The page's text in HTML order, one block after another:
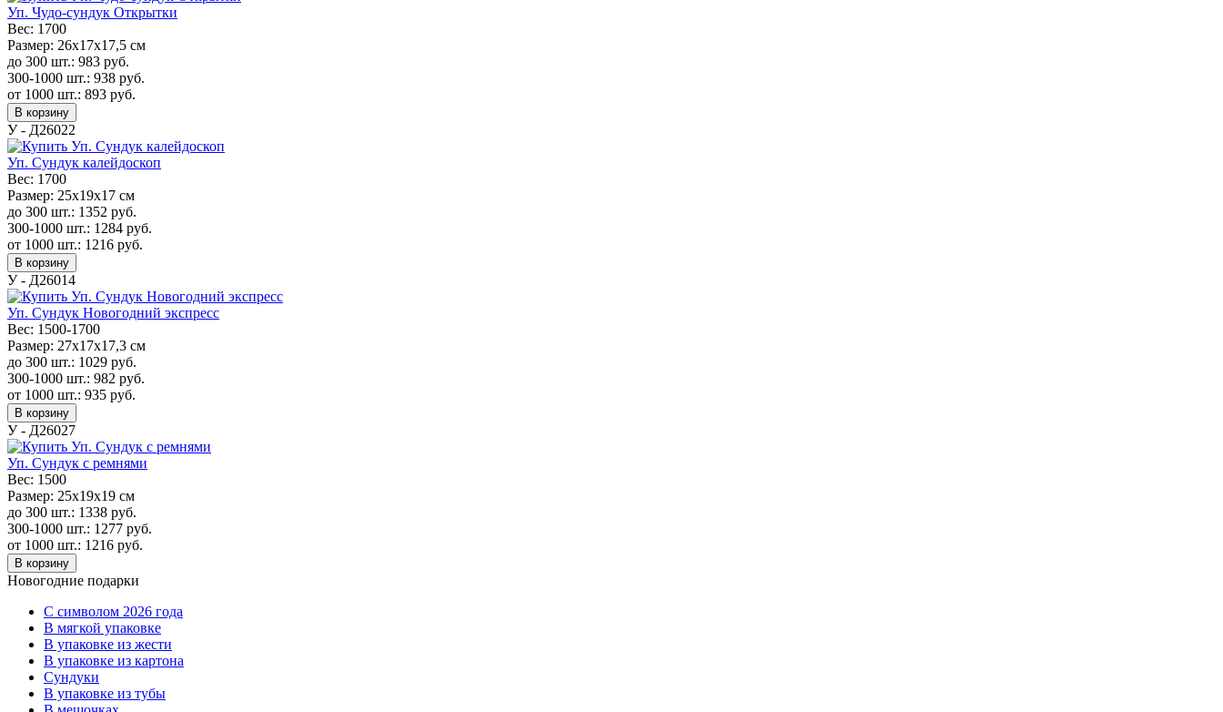
Уп. Чудо-сундук Открытки
Вес: 1700
Размер: 26х17х17,5 см
до 300 шт.: 983 руб.
300-1000 шт.: 938 руб.
от 1000 шт.: 893 руб.
В корзину
У - Д26022
Уп. Сундук калейдоскоп
Вес: 1700
Размер: 25х19х17 см
до 300 шт.: 1352 руб.
300-1000 шт.: 1284 руб.
от 1000 шт.: 1216 руб.
В корзину
У - Д26014
Уп. Сундук Новогодний экспресс
Вес: 1500-1700
Размер: 27х17х17,3 см
до 300 шт.: 1029 руб.
300-1000 шт.: 982 руб.
от 1000 шт.: 935 руб.
В корзину
У - Д26027
Уп. Сундук с ремнями
Вес: 1500
Размер: 25х19х19 см
до 300 шт.: 1338 руб.
300-1000 шт.: 1277 руб.
от 1000 шт.: 1216 руб.
В корзину
Новогодние подарки
C символом 2026 года
В мягкой упаковке
В упаковке из жести
В упаковке из картона
Сундуки
В упаковке из тубы